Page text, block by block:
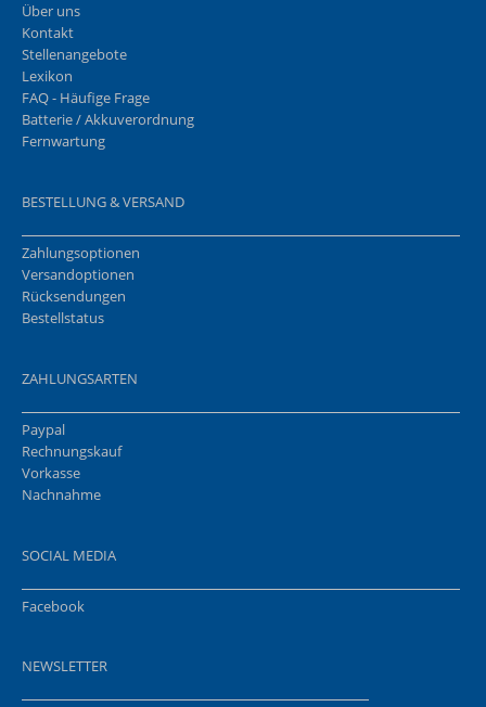
Über uns
Kontakt
Stellenangebote
Lexikon
FAQ - Häufige Frage
Batterie / Akkuverordnung
Fernwartung
BESTELLUNG & VERSAND
Zahlungsoptionen
Versandoptionen
Rücksendungen
Bestellstatus
ZAHLUNGSARTEN
Paypal
Rechnungskauf
Vorkasse
Nachnahme
SOCIAL MEDIA
Facebook
NEWSLETTER